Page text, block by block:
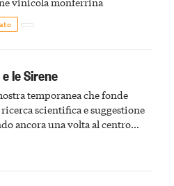
le Sirene
temporanea che fonde
scientifica e suggestione
ancora una volta al centro
del passato astigiano